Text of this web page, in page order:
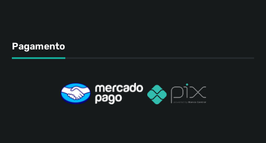
Pagamento